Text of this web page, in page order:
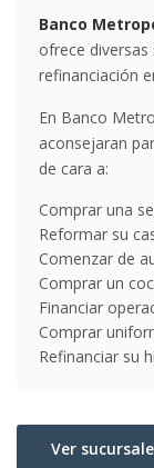
Banco
ofrece
refinanciación
En Banco
aconsejaran
de cara a:
Comprar una
Reformar su
Comenzar de
Comprar un
Financiar
Comprar
Refinanciar su
Ver